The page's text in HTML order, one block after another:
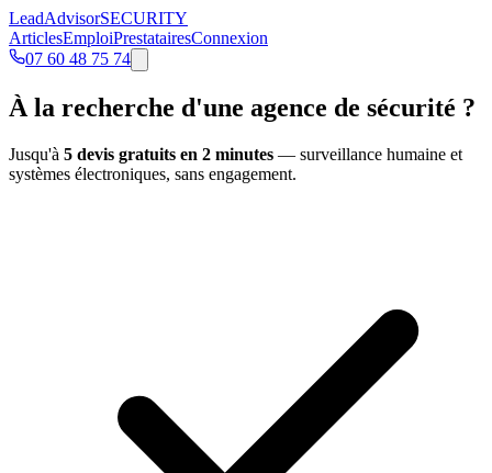
LeadAdvisorSECURITY
ArticlesEmploiPrestatairesConnexion
07 60 48 75 74
À la recherche d'une agence de sécurité ?
Jusqu'à 5 devis gratuits en 2 minutes — surveillance humaine et
systèmes électroniques, sans engagement.